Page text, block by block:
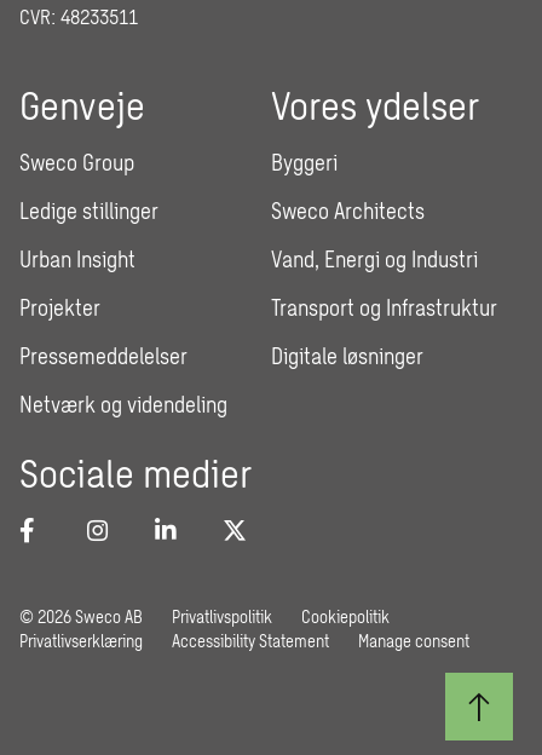
CVR: 48233511
Genveje
Sweco Group
Ledige stillinger
Urban Insight
Projekter
Pressemeddelelser
Netværk og videndeling
Vores ydelser
Byggeri
Sweco Architects
Vand, Energi og Industri
Transport og Infrastruktur
Digitale løsninger
Sociale medier
© 2026 Sweco AB Privatlivspolitik
Cookiepolitik
Privatlivserklæring
Accessibility Statement Manage consent